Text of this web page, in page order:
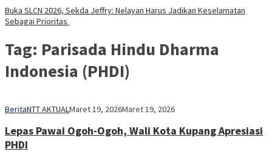
Buka SLCN 2026, Sekda Jeffry: Nelayan Harus Jadikan Keselamatan
Sebagai Prioritas
Tag: Parisada Hindu Dharma
Indonesia (PHDI)
BeritaNTT AKTUALMaret 19, 2026Maret 19, 2026
Lepas Pawai Ogoh-Ogoh, Wali Kota Kupang Apresiasi
PHDI